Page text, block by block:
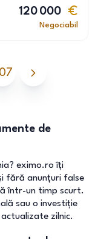
120 000
Negociabil
de
eximo.ro îți
fără anunțuri false
într-un timp scurt.
sau o investiție
zilnic.